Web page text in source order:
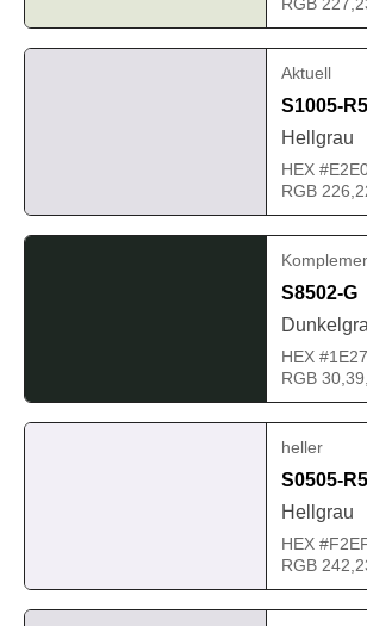
RGB
Aktuell
S1005-
Hellgrau
HEX
RGB
S8502-G
HEX
RGB
heller
S0505-
Hellgrau
HEX
RGB